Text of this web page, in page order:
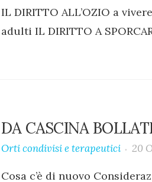
IL DIRITTO ALL’OZIO a
adulti IL DIRITTO A
DA CASCINA
Orti condivisi e terapeutici 20
Cosa c’è di nuovo‍